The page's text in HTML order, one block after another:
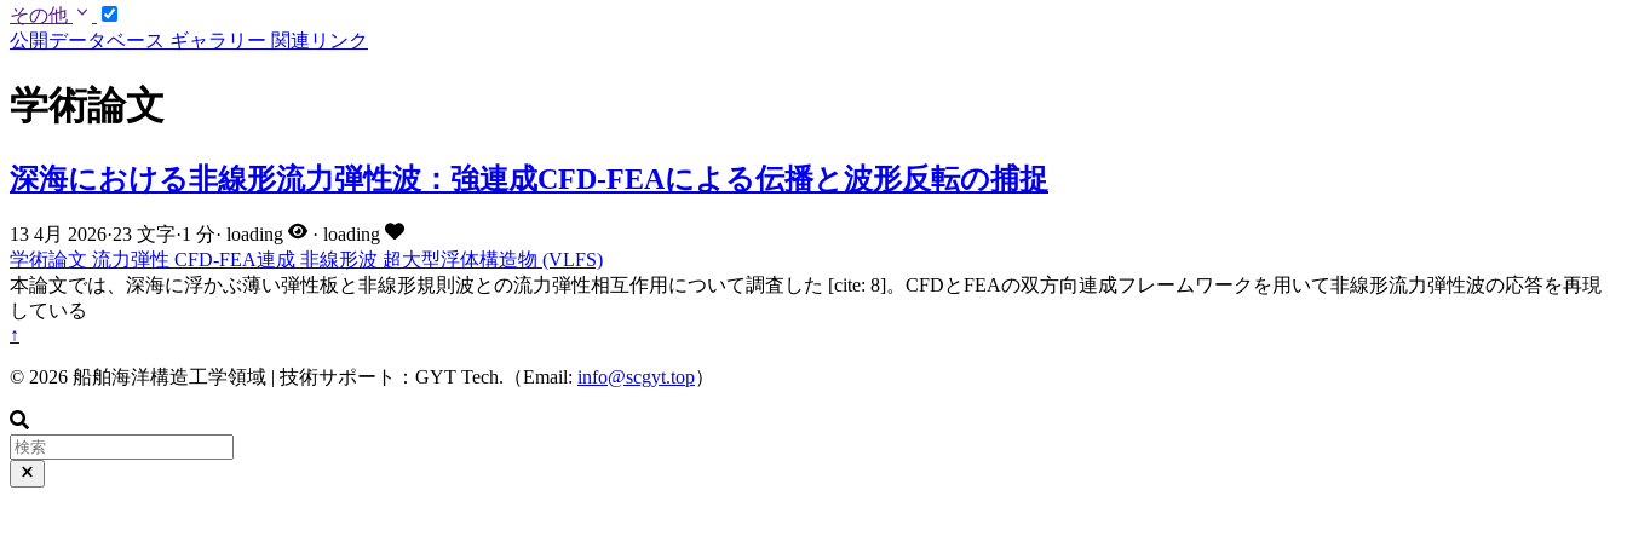
その他
公開データベース ギャラリー 関連リンク
学術論文
深海における非線形流力弾性波：強連成CFD-FEAによる伝播と波形反転の捕捉
13 4月 2026·23 文字·1 分· loading · loading
学術論文 流力弾性 CFD-FEA連成 非線形波 超大型浮体構造物 (VLFS)
本論文では、深海に浮かぶ薄い弾性板と非線形規則波との流力弾性相互作用について調査した [cite: 8]。CFDとFEAの双方向連成フレームワークを用いて非線形流力弾性波の応答を再現
している
↑
© 2026 船舶海洋構造工学領域 | 技術サポート：GYT Tech.（Email: info@scgyt.top）